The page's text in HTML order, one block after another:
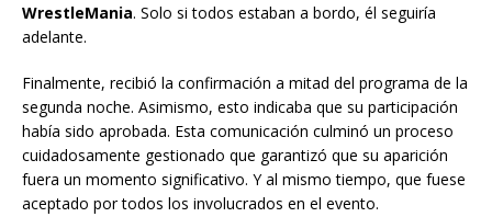
WrestleMania. Solo si todos estaban a bordo, él seguiría
adelante.
Finalmente, recibió la confirmación a mitad del programa de la
segunda noche. Asimismo, esto indicaba que su participación
había sido aprobada. Esta comunicación culminó un proceso
cuidadosamente gestionado que garantizó que su aparición
fuera un momento significativo. Y al mismo tiempo, que fuese
aceptado por todos los involucrados en el evento.